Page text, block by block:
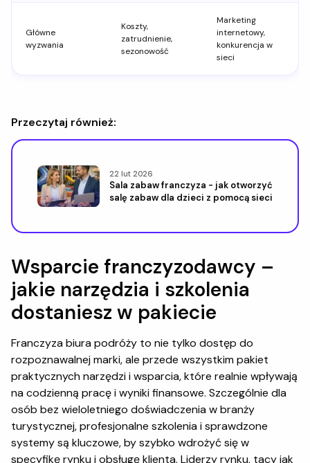
Główne
wyzwania
Koszty,
zatrudnienie,
sezonowość
Marketing
internetowy,
konkurencja w
sieci
Przeczytaj również:
22 lut 2026
Sala zabaw franczyza - jak otworzyć
salę zabaw dla dzieci z pomocą sieci
Wsparcie franczyzodawcy –
jakie narzędzia i szkolenia
dostaniesz w pakiecie
Franczyza biura podróży to nie tylko dostęp do
rozpoznawalnej marki, ale przede wszystkim pakiet
praktycznych narzędzi i wsparcia, które realnie wpływają
na codzienną pracę i wyniki finansowe. Szczególnie dla
osób bez wieloletniego doświadczenia w branży
turystycznej, profesjonalne szkolenia i sprawdzone
systemy są kluczowe, by szybko wdrożyć się w
specyfikę rynku i obsługę klienta. Liderzy rynku, tacy jak